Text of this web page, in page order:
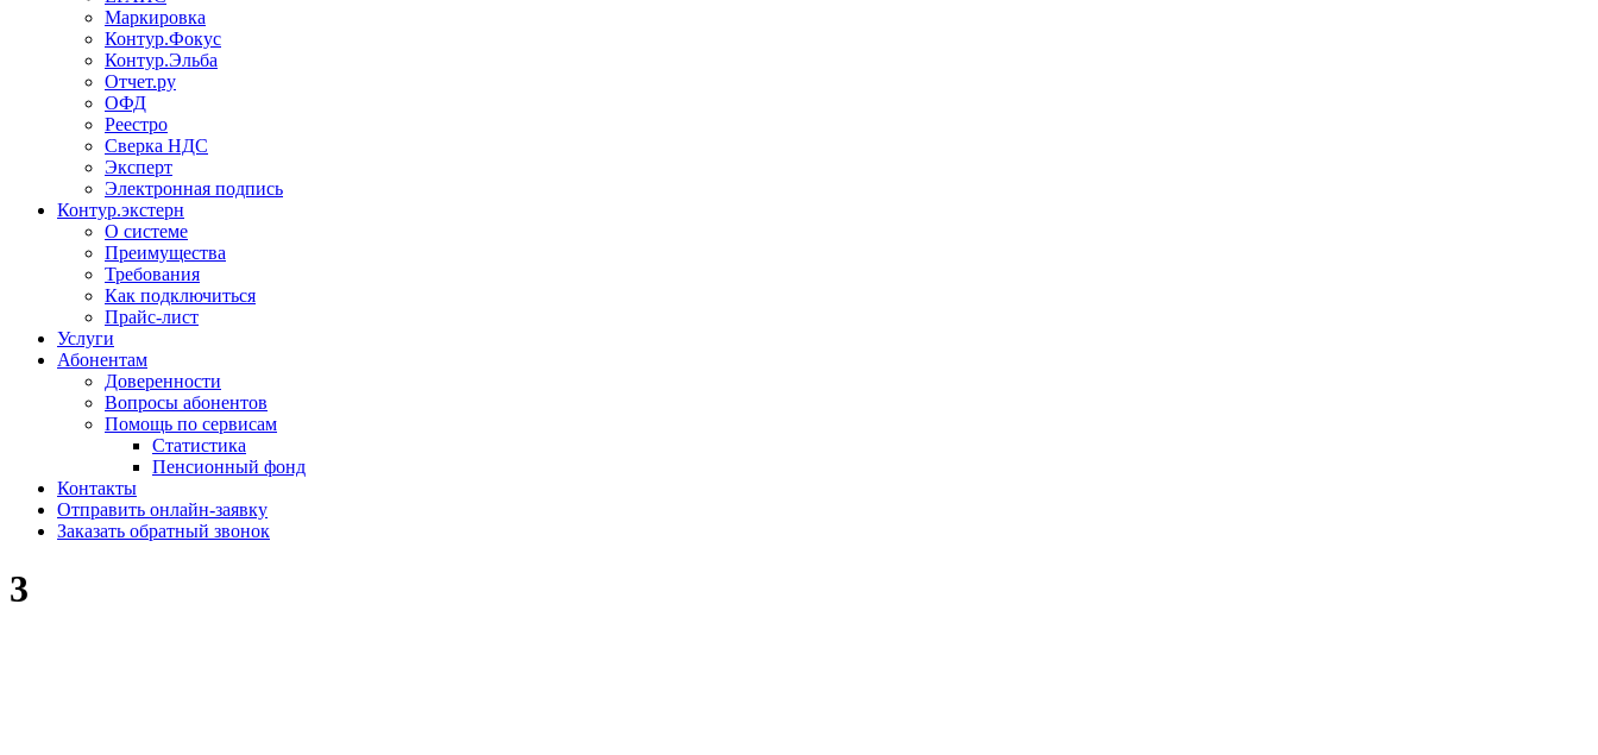
Маркировка
Контур.Фокус
Контур.Эльба
Отчет.ру
ОФД
Реестро
Сверка НДС
Эксперт
Электронная подпись
Контур.экстерн
О системе
Преимущества
Требования
Как подключиться
Прайс-лист
Услуги
Абонентам
Доверенности
Вопросы абонентов
Помощь по сервисам
Статистика
Пенсионный фонд
Контакты
Отправить онлайн-заявку
Заказать обратный звонок
3